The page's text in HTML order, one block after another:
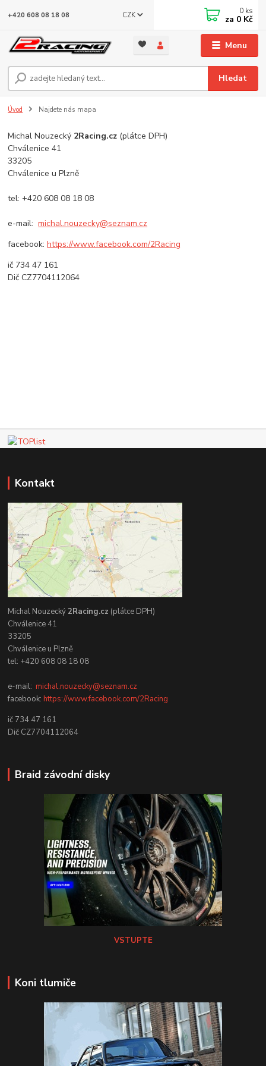
Menu
CZK
Hledat
+420 608 08 18 08 0 ks
za 0 Kč
Úvod Najdete nás mapa
Michal Nouzecký 2Racing.cz (plátce DPH)
Chválenice 41
33205
Chválenice u Plzně
tel: +420 608 08 18 08
e-mail:michal.nouzecky@seznam.cz
facebook:https://www.facebook.com/2Racing
ič 734 47 161
Dič CZ7704112064
Kontakt
Michal Nouzecký2Racing.cz (plátce DPH)
Chválenice 41
33205
Chválenice u Plzně
tel: +420 608 08 18 08
e-mail:michal.nouzecky@seznam.cz
facebook:https://www.facebook.com/2Racing
ič 734 47 161
Dič CZ7704112064
Braid závodní disky
VSTUPTE
Koni tlumiče